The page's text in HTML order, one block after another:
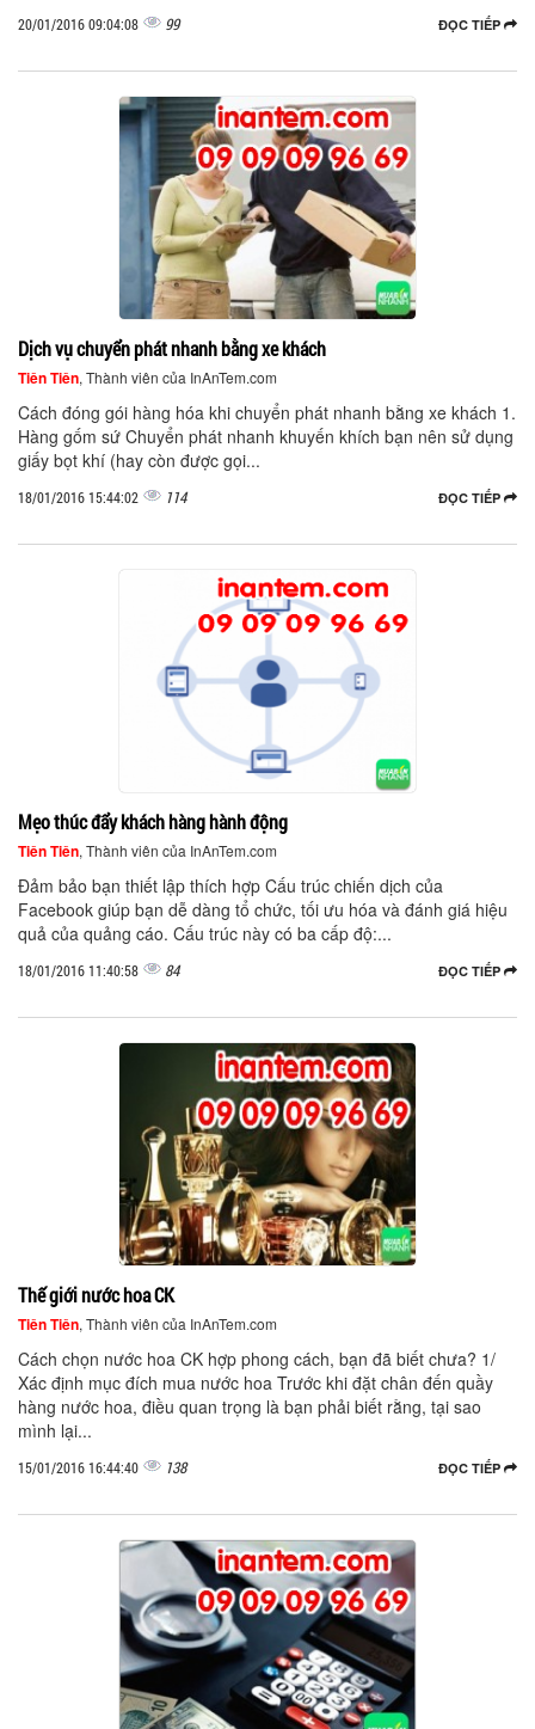
ĐỌC TIẾP
20/01/2016 09:04:08 99
Dịch vụ chuyển phát nhanh bằng xe khách
Tiên Tiên, Thành viên của InAnTem.com
Cách đóng gói hàng hóa khi chuyển phát nhanh bằng xe khách 1.
Hàng gốm sứ Chuyển phát nhanh khuyến khích bạn nên sử dụng
giấy bọt khí (hay còn được gọi...
ĐỌC TIẾP
18/01/2016 15:44:02 114
Mẹo thúc đẩy khách hàng hành động
Tiên Tiên, Thành viên của InAnTem.com
Đảm bảo bạn thiết lập thích hợp Cấu trúc chiến dịch của
Facebook giúp bạn dễ dàng tổ chức, tối ưu hóa và đánh giá hiệu
quả của quảng cáo. Cấu trúc này có ba cấp độ:...
ĐỌC TIẾP
18/01/2016 11:40:58 84
Thế giới nước hoa CK
Tiên Tiên, Thành viên của InAnTem.com
Cách chọn nước hoa CK hợp phong cách, bạn đã biết chưa? 1/
Xác định mục đích mua nước hoa Trước khi đặt chân đến quầy
hàng nước hoa, điều quan trọng là bạn phải biết rằng, tại sao
mình lại...
ĐỌC TIẾP
15/01/2016 16:44:40 138